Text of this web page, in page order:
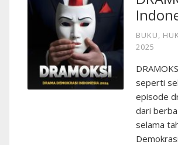
BUKU
2025
seperti
episode
dari
selama